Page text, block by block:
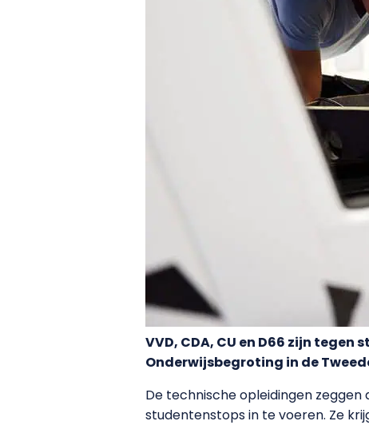
VVD, CDA, CU en D66 zijn
Onderwijsbegroting in de
De technische opleidingen
studentenstops in te voeren. Ze